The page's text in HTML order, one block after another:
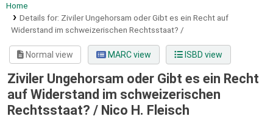
Home
Details for: Ziviler Ungehorsam oder Gibt es ein Recht auf
Widerstand im schweizerischen Rechtsstaat? /
Normal view MARC view ISBD view
Ziviler Ungehorsam oder Gibt es ein Recht
auf Widerstand im schweizerischen
Rechtsstaat? / Nico H. Fleisch